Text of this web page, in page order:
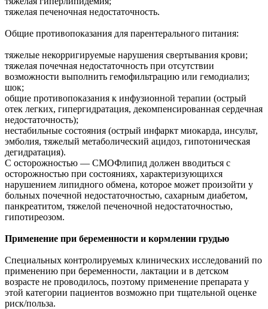
тяжелая печеночная недостаточность.
Общие противопоказания для парентерального питания:
тяжелые некорригируемые нарушения свертывания крови;
тяжелая почечная недостаточность при отсутствии
возможности выполнить гемофильтрацию или гемодиализ;
шок;
общие противопоказания к инфузионной терапии (острый
отек легких, гипергидратация, декомпенсированная сердечная
недостаточность);
нестабильные состояния (острый инфаркт миокарда, инсульт,
эмболия, тяжелый метаболический ацидоз, гипотоническая
дегидратация).
С осторожностью — СМОФлипид должен вводиться с
осторожностью при состояниях, характеризующихся
нарушением липидного обмена, которое может произойти у
больных почечной недостаточностью, сахарным диабетом,
панкреатитом, тяжелой печеночной недостаточностью,
гипотиреозом.
Применение при беременности и кормлении грудью
Специальных контролируемых клинических исследований по
применению при беременности, лактации и в детском
возрасте не проводилось, поэтому применение препарата у
этой категории пациентов возможно при тщательной оценке
риск/польза.